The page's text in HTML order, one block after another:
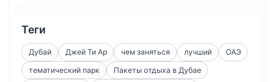
Теги
Дубай Джей Ти Ар чем заняться лучший
ОАЭ
тематический парк
Пакеты отдыха в Дубае